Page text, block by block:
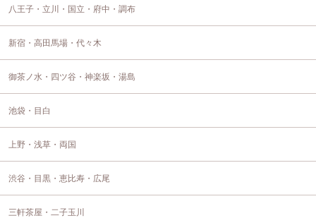
八王子・立川・国立・府中・調布
新宿・高田馬場・代々木
御茶ノ水・四ツ谷・神楽坂・湯島
池袋・目白
上野・浅草・両国
渋谷・目黒・恵比寿・広尾
三軒茶屋・二子玉川